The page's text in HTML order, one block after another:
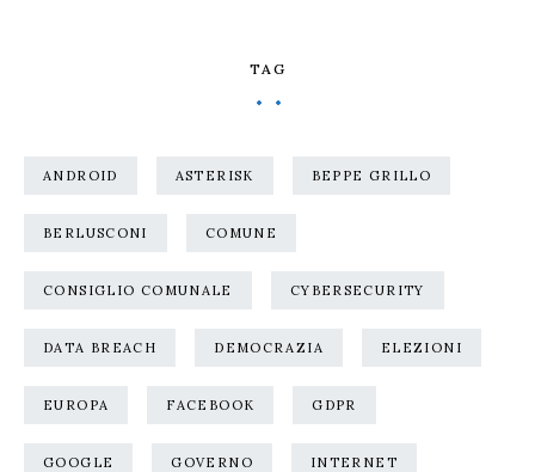
TAG
ANDROID ASTERISK BEPPE GRILLO
BERLUSCONI COMUNE
CONSIGLIO COMUNALE CYBERSECURITY
DATA BREACH DEMOCRAZIA ELEZIONI
EUROPA FACEBOOK GDPR
GOOGLE GOVERNO INTERNET